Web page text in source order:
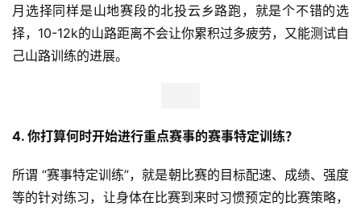
装
备
视
用
月选择同样是山地赛段的北投云乡路跑，就是个不错的选
择，10-12k的山路距离不会让你累积过多疲劳，又能测试自
己山路训练的进展。
4. 你打算何时开始进行重点赛事的赛事特定训练？
所谓 “赛事特定训练”，就是朝比赛的目标配速、成绩、强度
等的针对练习，让身体在比赛到来时习惯预定的比赛策略，